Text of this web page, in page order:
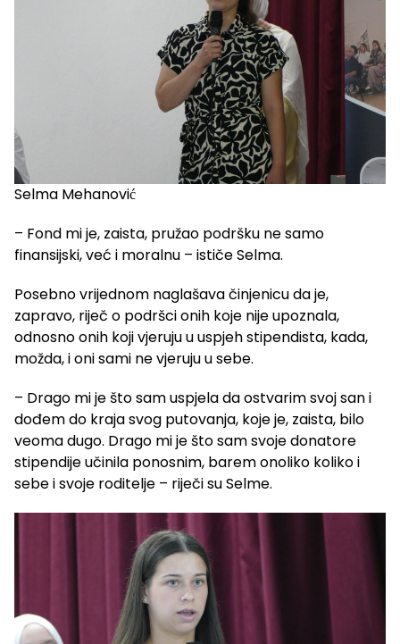
Selma Mehanović
– Fond mi je, zaista, pružao podršku ne samo
finansijski, već i moralnu – ističe Selma.
Posebno vrijednom naglašava činjenicu da je,
zapravo, riječ o podršci onih koje nije upoznala,
odnosno onih koji vjeruju u uspjeh stipendista, kada,
možda, i oni sami ne vjeruju u sebe.
– Drago mi je što sam uspjela da ostvarim svoj san i
dođem do kraja svog putovanja, koje je, zaista, bilo
veoma dugo. Drago mi je što sam svoje donatore
stipendije učinila ponosnim, barem onoliko koliko i
sebe i svoje roditelje – riječi su Selme.